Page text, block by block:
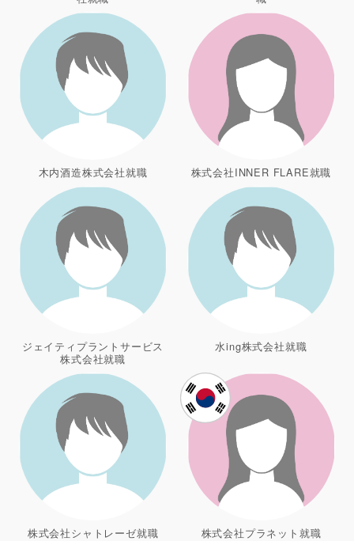
木内酒造株式会社就職 株式会社INNER FLARE就職
ジェイティプラントサービス
株式会社就職
水ing株式会社就職
株式会社シャトレーゼ就職 株式会社プラネット就職